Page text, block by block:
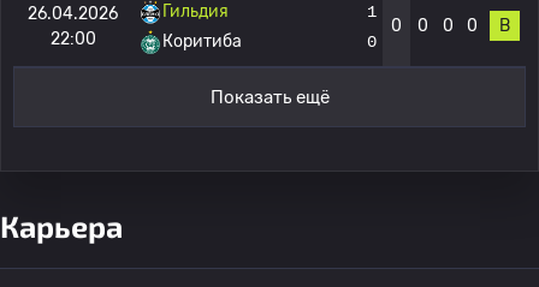
26.04.2026
22:00
Гильдия
Коритиба
1
0
0 0 0 0 В
Показать ещё
Карьера